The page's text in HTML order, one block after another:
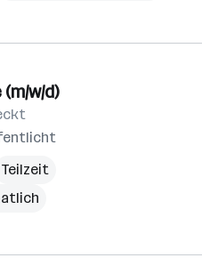
w/d)
Teilzeit